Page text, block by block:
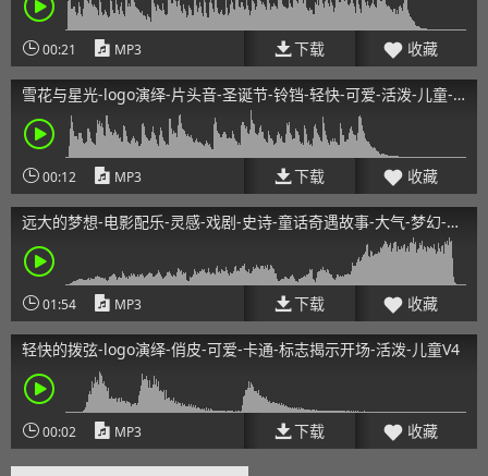
00:21 MP3 下载 收藏
雪花与星光-logo演绎-片头音-圣诞节-铃铛-轻快-可爱-活泼-儿童-
快乐10s
00:12 MP3 下载 收藏
远大的梦想-电影配乐-灵感-戏剧-史诗-童话奇遇故事-大气-梦幻-奇
妙旅程
01:54 MP3 下载 收藏
轻快的拨弦-logo演绎-俏皮-可爱-卡通-标志揭示开场-活泼-儿童V4
00:02 MP3 下载 收藏